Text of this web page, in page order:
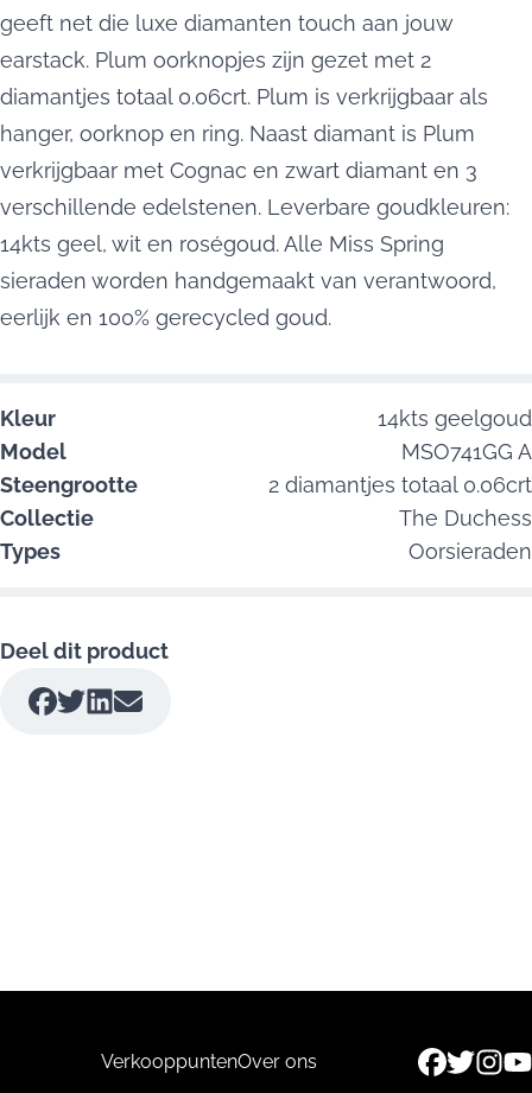
geeft net die luxe diamanten touch aan jouw
earstack. Plum oorknopjes zijn gezet met 2
diamantjes totaal 0.06crt. Plum is verkrijgbaar als
hanger, oorknop en ring. Naast diamant is Plum
verkrijgbaar met Cognac en zwart diamant en 3
verschillende edelstenen. Leverbare goudkleuren:
14kts geel, wit en roségoud. Alle Miss Spring
sieraden worden handgemaakt van verantwoord,
eerlijk en 100% gerecycled goud.
Kleur
14kts geelgoud
Model
MSO741GG A
Steengrootte
2 diamantjes totaal 0.06crt
Collectie
The Duchess
Types
Oorsieraden
Deel dit product
VerkooppuntenOver ons